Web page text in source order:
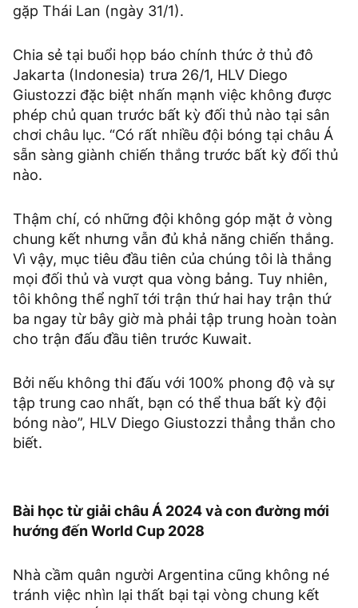
gặp Thái Lan (ngày 31/1).
Chia sẻ tại buổi họp báo chính thức ở thủ đô
Jakarta (Indonesia) trưa 26/1, HLV Diego
Giustozzi đặc biệt nhấn mạnh việc không được
phép chủ quan trước bất kỳ đối thủ nào tại sân
chơi châu lục. “Có rất nhiều đội bóng tại châu Á
sẵn sàng giành chiến thắng trước bất kỳ đối thủ
nào.
Thậm chí, có những đội không góp mặt ở vòng
chung kết nhưng vẫn đủ khả năng chiến thắng.
Vì vậy, mục tiêu đầu tiên của chúng tôi là thắng
mọi đối thủ và vượt qua vòng bảng. Tuy nhiên,
tôi không thể nghĩ tới trận thứ hai hay trận thứ
ba ngay từ bây giờ mà phải tập trung hoàn toàn
cho trận đấu đầu tiên trước Kuwait.
Bởi nếu không thi đấu với 100% phong độ và sự
tập trung cao nhất, bạn có thể thua bất kỳ đội
bóng nào”, HLV Diego Giustozzi thẳng thắn cho
biết.
Bài học từ giải châu Á 2024 và con đường mới
hướng đến World Cup 2028
Nhà cầm quân người Argentina cũng không né
tránh việc nhìn lại thất bại tại vòng chung kết